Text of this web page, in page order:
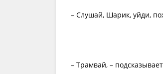
– Слушай, Шарик, уйди,
– Трамвай, –